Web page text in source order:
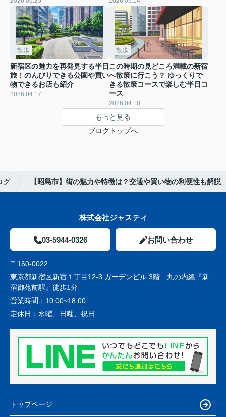
散歩
新宿区の魅力を再発見する半日
旅！のんびりできる公園や買い
物できるお店も紹介
2026.04.17
散歩
この時期の見どころ満載の新宿
へ散策に行こう？ ゆっくりで
きる散策コースで楽しむ半日コ
ース
2026.04.10
もっと見る
ブログトップへ
グ 【昭島市】街の魅力や特徴は？交通や買い物の利便性も解説
株式会社ジャスティ
03-5944-0326 お問い合わせ
〒160-0022
東京都新宿区新宿１丁目12-3 ガーデンビル 3階 丸の内線『新
宿御苑前駅』徒歩1分
営業時間： 10:00~18:00
定休日： 水曜、日曜、祝日
トップページ